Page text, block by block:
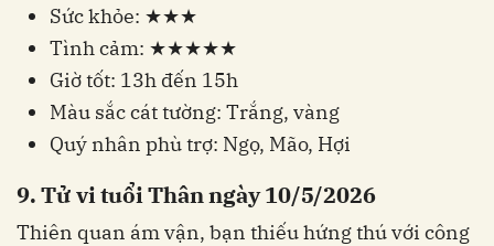
Sức khỏe: ★★★
Tình cảm: ★★★★★
Giờ tốt: 13h đến 15h
Màu sắc cát tường: Trắng, vàng
Quý nhân phù trợ: Ngọ, Mão, Hợi
9. Tử vi tuổi Thân ngày 10/5/2026
Thiên quan ám vận, bạn thiếu hứng thú với công